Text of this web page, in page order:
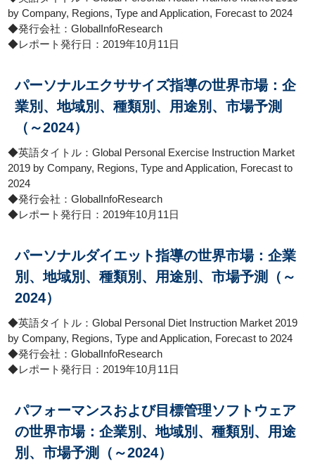
by Company, Regions, Type and Application, Forecast to 2024
◆発行会社：GlobalInfoResearch
◆レポート発行日：2019年10月11日
パーソナルエクササイズ指導の世界市場：企
業別、地域別、種類別、用途別、市場予測
（～2024）
◆英語タイトル：Global Personal Exercise Instruction Market
2019 by Company, Regions, Type and Application, Forecast to
2024
◆発行会社：GlobalInfoResearch
◆レポート発行日：2019年10月11日
パーソナルダイエット指導の世界市場：企業
別、地域別、種類別、用途別、市場予測（～
2024）
◆英語タイトル：Global Personal Diet Instruction Market 2019
by Company, Regions, Type and Application, Forecast to 2024
◆発行会社：GlobalInfoResearch
◆レポート発行日：2019年10月11日
パフォーマンスおよび目標管理ソフトウェア
の世界市場：企業別、地域別、種類別、用途
別、市場予測（～2024）